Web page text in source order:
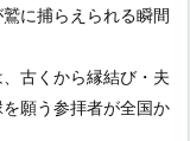
に捕らえられる瞬間
古くから縁結び・夫
願う参拝者が全国か